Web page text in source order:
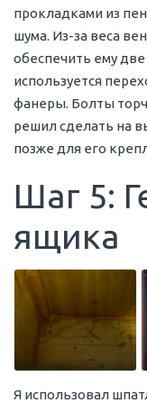
прокладками из
шума. Из-за веса
обеспечить ему
используется
фанеры. Болты
решил сделать на
позже для его
Шаг 5:
ящика
Я использовал